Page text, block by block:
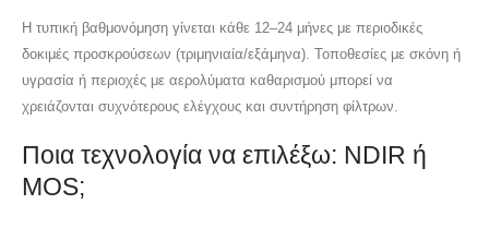
Η τυπική βαθμονόμηση γίνεται κάθε 12–24 μήνες με περιοδικές
δοκιμές προσκρούσεων (τριμηνιαία/εξάμηνα). Τοποθεσίες με σκόνη ή
υγρασία ή περιοχές με αερολύματα καθαρισμού μπορεί να
χρειάζονται συχνότερους ελέγχους και συντήρηση φίλτρων.
Ποια τεχνολογία να επιλέξω: NDIR ή
MOS;